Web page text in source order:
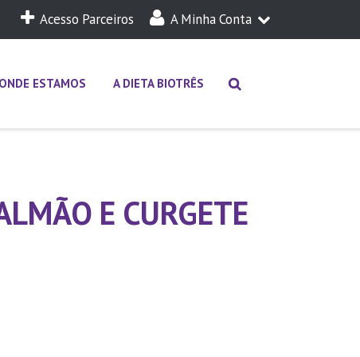
Acesso Parceiros A Minha Conta
Login
ONDE ESTAMOS A DIETA BIOTRÊS
E CURGETE